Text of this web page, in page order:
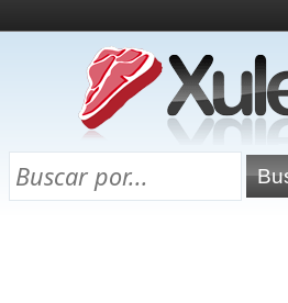
¿Qué es esto?
Directorio
Chuletas para exámenes